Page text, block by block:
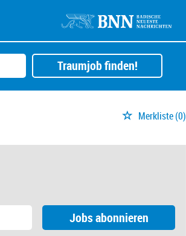
Traumjob finden!
Merkliste(0)
Jobs abonnieren